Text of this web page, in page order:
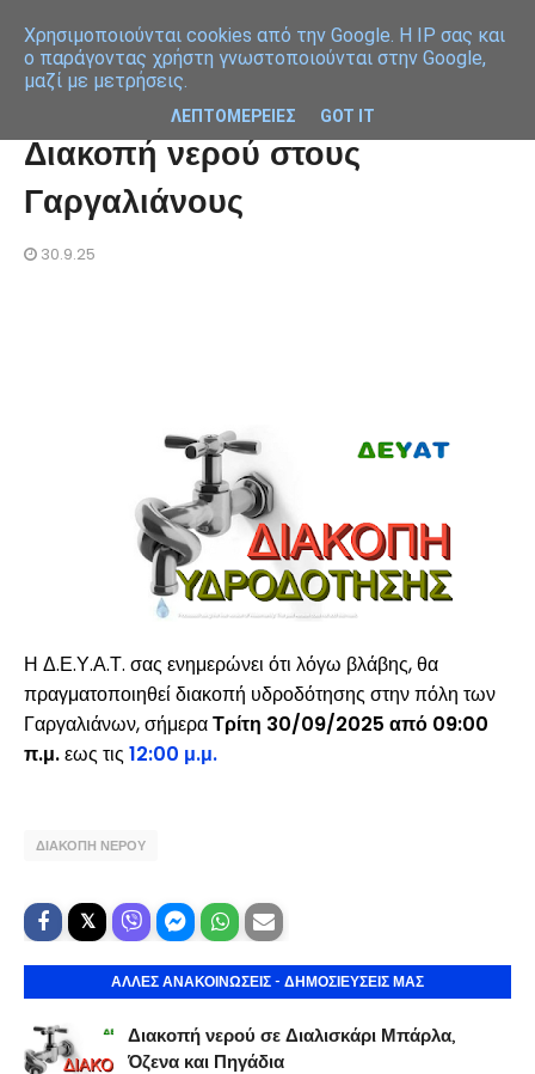
Διακοπή νερού στους
Γαργαλιάνους
30.9.25
Η Δ.Ε.Υ.Α.Τ. σας ενημερώνει ότι λόγω βλάβης, θα
πραγματοποιηθεί διακοπή υδροδότησης στην πόλη των
Γαργαλιάνων, σήμεραΤρίτη 30/09/2025 από 09:00
π.μ.εως τις 12:00 μ.μ.
ΔΙΑΚΟΠΗ ΝΕΡΟΥ
ΑΛΛΕΣ ΑΝΑΚΟΙΝΩΣΕΙΣ - ΔΗΜΟΣΙΕΥΣΕΙΣ ΜΑΣ
Διακοπή νερού σε Διαλισκάρι Μπάρλα,
Όζενα και Πηγάδια
Χρησιμοποιoύνται cookies από την Google. Η IP σας και
ο παράγοντας χρήστη γνωστοποιούνται στην Google,
μαζί με μετρήσεις.
ΛΕΠΤΟΜΕΡΕΙΕΣ GOT IT